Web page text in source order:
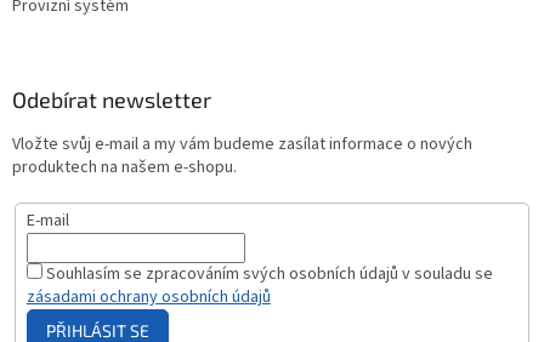
Provizní systém
Odebírat newsletter
Vložte svůj e-mail a my vám budeme zasílat informace o nových
produktech na našem e-shopu.
E-mail
Souhlasím se zpracováním svých osobních údajů v souladu se
zásadami ochrany osobních údajů
PŘIHLÁSIT SE